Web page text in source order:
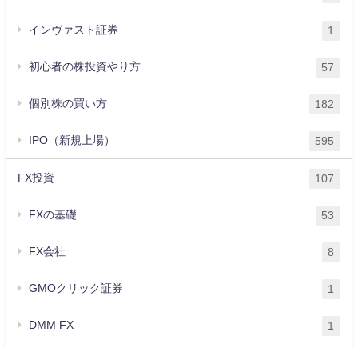
インヴァスト証券 1
初心者の株投資やり方 57
個別株の買い方 182
IPO（新規上場） 595
FX投資 107
FXの基礎 53
FX会社 8
GMOクリック証券 1
DMM FX 1